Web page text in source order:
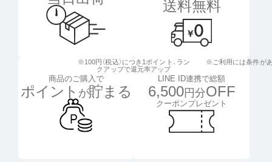
送料無料
商品のご購入で
ポイント が貯まる
※100円（税込）につき1ポイント、 ラン
クアップで還元率アップ
LINE ID連携で総額
6,500円分OFF
クーポンプレゼント
※ご利用には条件が